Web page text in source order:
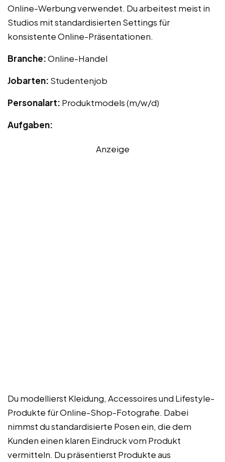
Online-Werbung verwendet. Du arbeitest meist in
Studios mit standardisierten Settings für
konsistente Online-Präsentationen.
Branche:Online-Handel
Jobarten: Studentenjob
Personalart: Produktmodels (m/w/d)
Aufgaben:
Anzeige
Du modellierst Kleidung, Accessoires und Lifestyle-
Produkte für Online-Shop-Fotografie. Dabei
nimmst du standardisierte Posen ein, die dem
Kunden einen klaren Eindruck vom Produkt
vermitteln. Du präsentierst Produkte aus